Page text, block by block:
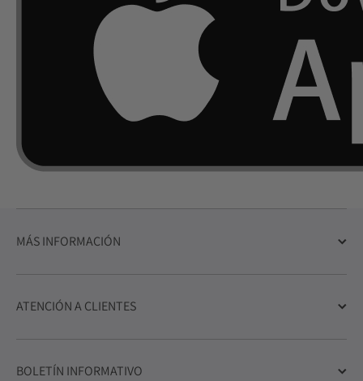
MÁS INFORMACIÓN
ATENCIÓN A CLIENTES
BOLETÍN INFORMATIVO